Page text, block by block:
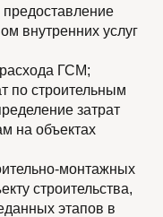
предоставление
внутренних услуг
ГСМ;
по строительным
затрат
на объектах
монтажных
строительства,
этапов в